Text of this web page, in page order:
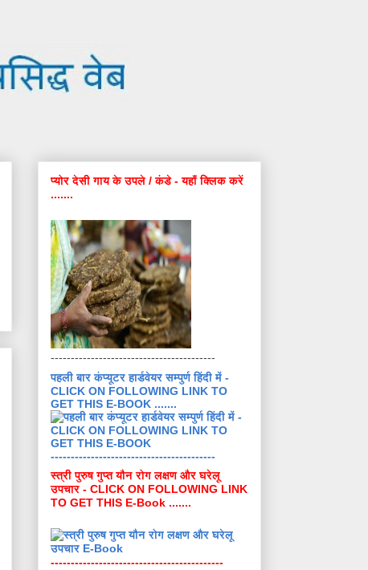
प्योर देसी गाय के उपले / कंडे - यहाँ क्लिक करें
.......
-----------------------------------------
पहली बार कंप्यूटर हार्डवेयर सम्पुर्ण हिंदी में -
CLICK ON FOLLOWING LINK TO
GET THIS E-BOOK .......
-----------------------------------------
स्त्री पुरुष गुप्त यौन रोग लक्षण और घरेलू
उपचार - CLICK ON FOLLOWING LINK
TO GET THIS E-Book .......
-------------------------------------------